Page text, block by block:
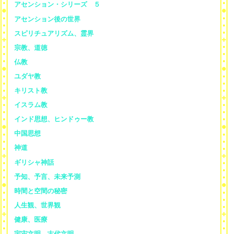
アセンション・シリーズ ５
アセンション後の世界
スピリチュアリズム、霊界
宗教、道徳
仏教
ユダヤ教
キリスト教
イスラム教
インド思想、ヒンドゥー教
中国思想
神道
ギリシャ神話
予知、予言、未来予測
時間と空間の秘密
人生観、世界観
健康、医療